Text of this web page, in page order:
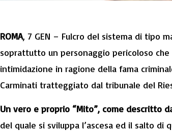
ROMA, 7 GEN – Fulcro del sistema di tipo
soprattutto un personaggio pericoloso
intimidazione in ragione della fama
Carminati tratteggiato dal tribunale del
Un vero e proprio “Mito”, come descritto
del quale si sviluppa l’ascesa ed il salto di